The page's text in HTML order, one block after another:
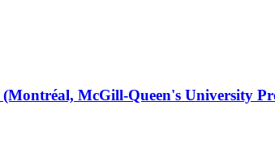
(Montréal, McGill-Queen's University